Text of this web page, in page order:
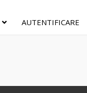
AUTENTIFICARE